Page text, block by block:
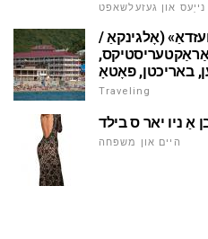
נייַעס און געזעלשאפט
(אָלגינקאַ /
באריכטן, פאָטאָ
Traveling
היים און משפּחה